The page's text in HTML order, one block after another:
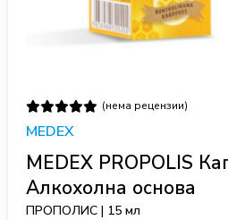
(нема рецензии)
MEDEX
MEDEX PROPOLIS
Алкохолна основа
ПРОПОЛИС | 15 мл